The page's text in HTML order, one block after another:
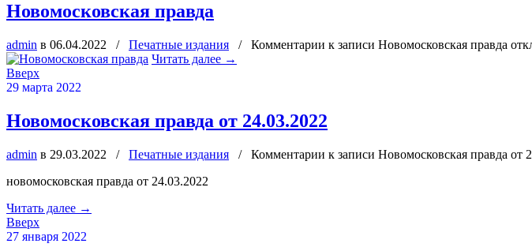
Новомосковская правда
admin в 06.04.2022 / Печатные издания / Комментарии к записи Новомосковская правда
Читать далее →
Вверх
29 марта 2022
Новомосковская правда от 24.03.2022
admin в 29.03.2022 / Печатные издания / Комментарии к записи Новомосковская правда от
новомосковская правда от 24.03.2022
Читать далее →
Вверх
27 января 2022